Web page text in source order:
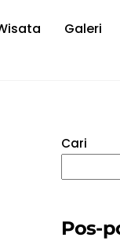
Galeri
Cari
Pos-